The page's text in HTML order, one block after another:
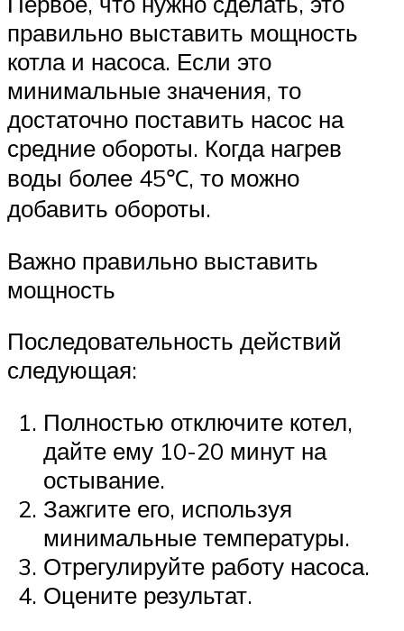
правильно выставить мощность
котла и насоса. Если это
минимальные значения, то
достаточно поставить насос на
средние обороты. Когда нагрев
воды более 45℃, то можно
добавить обороты.
Важно правильно выставить
мощность
Последовательность действий
следующая:
Полностью отключите котел,
дайте ему 10-20 минут на
остывание.
Зажгите его, используя
минимальные температуры.
Отрегулируйте работу насоса.
Оцените результат.